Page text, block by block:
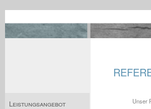
Leistungsangebot Unser